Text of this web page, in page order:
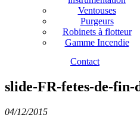
Ventouses
Purgeurs
Robinets à flotteur
Gamme Incendie
Contact
slide-FR-fetes-de-fin-
04/12/2015